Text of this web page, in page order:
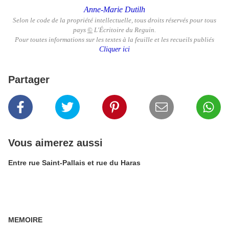
Anne-Marie Dutilh
Selon le code de la propriété intellectuelle, tous droits réservés pour tous
pays © L'Écritoire du Reguin.
Pour toutes informations sur les textes à la feuille et les recueils publiés
Cliquer ici
Partager
Vous aimerez aussi
Entre rue Saint-Pallais et rue du Haras
MEMOIRE